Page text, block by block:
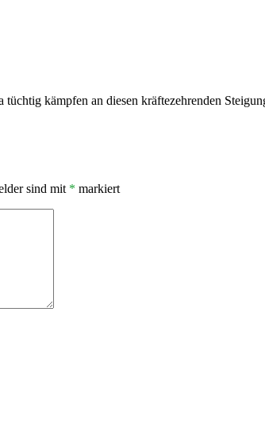
kämpfen an diesen kräftezehrenden
sind mit * markiert